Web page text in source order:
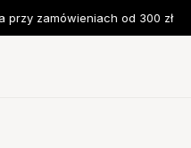
zamówieniach od 300 zł